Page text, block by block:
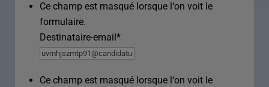
Ce champ est masqué lorsque l‘on voit le
formulaire.
Destinataire-email*
Ce champ est masqué lorsque l‘on voit le